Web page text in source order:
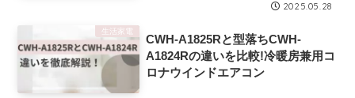
2025.05.28
生活家電
CWH-A1825Rと型落ちCWH-
A1824Rの違いを比較!冷暖房兼用コ
ロナウインドエアコン